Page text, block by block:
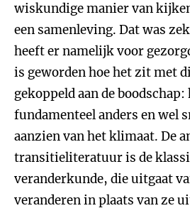
wiskundige manier van
een samenleving. Dat was
heeft er namelijk voor
is geworden hoe het zit met
gekoppeld aan de
fundamenteel anders en wel
aanzien van het klimaat. De
transitieliteratuur is de
veranderkunde, die uitgaat
veranderen in plaats van ze